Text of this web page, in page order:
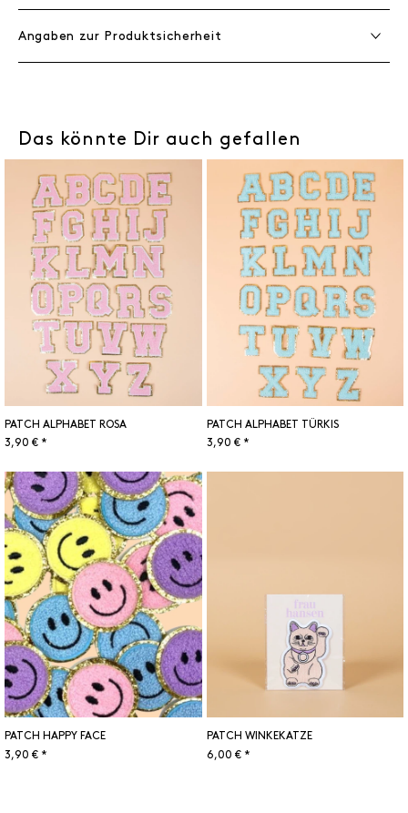
Angaben zur Produktsicherheit
Das könnte Dir auch gefallen
PATCH ALPHABET ROSA
3,90 € *
PATCH ALPHABET TÜRKIS
3,90 € *
PATCH HAPPY FACE
3,90 € *
PATCH WINKEKATZE
6,00 € *